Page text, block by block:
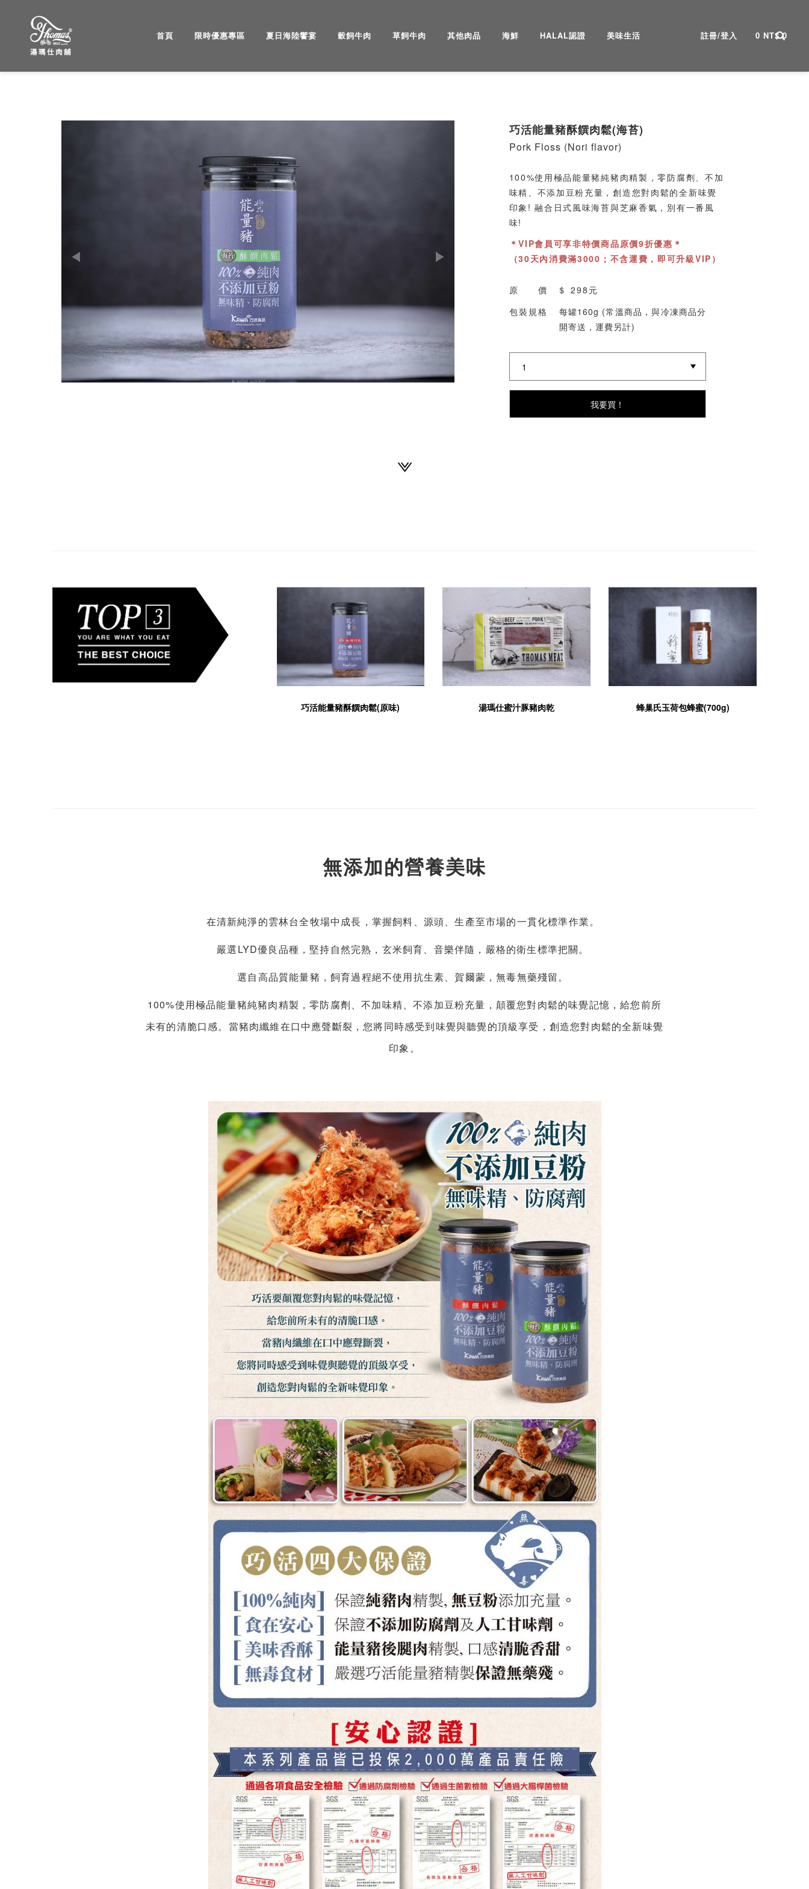
首頁 限時優惠專區 夏日海陸饗宴 穀飼牛肉 草飼牛肉 其他肉品 海鮮 HALAL認證 美味生活 註冊/登入 0 NT$ 0
巧活能量豬酥饌肉鬆(海苔)
Pork Floss (Nori flavor)
100%使用極品能量豬純豬肉精製，零防腐劑、不加
味精、不添加豆粉充量，創造您對肉鬆的全新味覺
印象! 融合日式風味海苔與芝麻香氣，別有一番風
味!
＊VIP會員可享非特價商品原價9折優惠＊
（30天內消費滿3000；不含運費，即可升級VIP）
原 價 ＄ 298元
包裝規格
每罐160g (常溫商品，與冷凍商品分
開寄送，運費另計)
我要買！
巧活能量豬酥饌肉鬆(原味) 湯瑪仕蜜汁豚豬肉乾 蜂巢氏玉荷包蜂蜜(700g)
無添加的營養美味
在清新純淨的雲林台全牧場中成長，掌握飼料、源頭、生產至市場的一貫化標準作業。
嚴選LYD優良品種，堅持自然完熟，玄米飼育、音樂伴隨，嚴格的衛生標準把關。
選自高品質能量豬，飼育過程絕不使用抗生素、賀爾蒙，無毒無藥殘留。
100%使用極品能量豬純豬肉精製，零防腐劑、不加味精、不添加豆粉充量，顛覆您對肉鬆的味覺記憶，給您前所
未有的清脆口感。當豬肉纖維在口中應聲斷裂，您將同時感受到味覺與聽覺的頂級享受，創造您對肉鬆的全新味覺
印象。